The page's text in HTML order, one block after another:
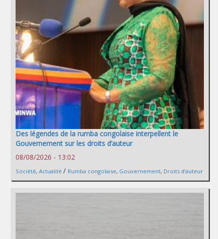
Des légendes de la rumba congolaise interpellent le
Gouvernement sur les droits d’auteur
08/08/2026 - 13:02
Société, Actualité / Rumba congolaise, Gouvernement, Droits d’auteur